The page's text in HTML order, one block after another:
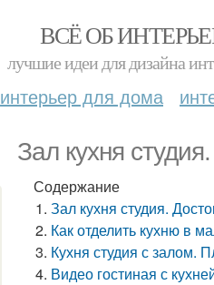
ВСЁ ОБ
лучшие идеи для дизайна
интерьер для дома
Зал кухня
Содержание
Зал кухня студия.
Как отделить кухню в
Кухня студия с
Видео гостиная с